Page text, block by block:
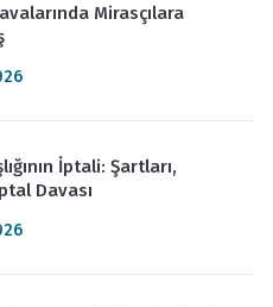
Mirasçılara
İptali: Şartları,
Davası